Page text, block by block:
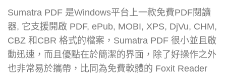
Sumatra PDF 是Windows平台上一款免費PDF閱讀
器, 它支援開啟 PDF, ePub, MOBI, XPS, DjVu, CHM,
CBZ 和CBR 格式的檔案，Sumatra PDF 很小並且啟
動迅速，而且優點在於簡潔的界面，除了好操作之外
也非常易於攜帶，比同為免費軟體的 Foxit Reader